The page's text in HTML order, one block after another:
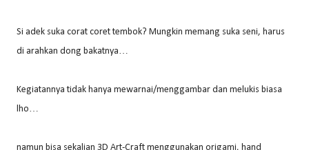
Si adek suka corat coret tembok? Mungkin memang suka seni, harus
di arahkan dong bakatnya…
Kegiatannya tidak hanya mewarnai/menggambar dan melukis biasa
lho…
namun bisa sekalian 3D Art-Craft menggunakan origami, hand